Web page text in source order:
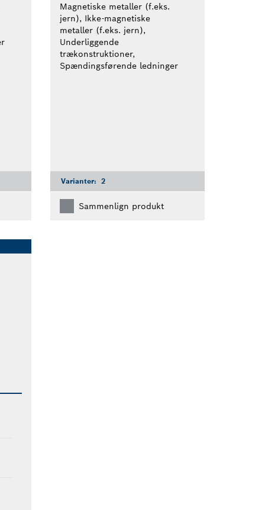
Magnetiske metaller (f.eks.
jern), Ikke-magnetiske
metaller (f.eks. jern),
Underliggende
trækonstruktioner,
Spændingsførende ledninger
Varianter: 2
Sammenlign produkt